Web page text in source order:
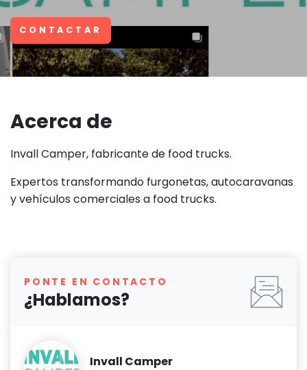
CONTACTAR
Acerca de
Invall Camper, fabricante de food trucks.
Expertos transformando furgonetas, autocaravanas
y vehículos comerciales a food trucks.
PONTE EN CONTACTO
¿Hablamos?
Invall Camper